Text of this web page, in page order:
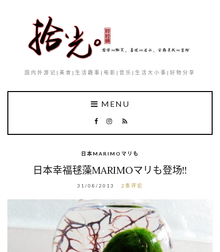
国内外游记|美食|生活趣事|电影|音乐|生活大小事|好物分享
MENU
日本MARIMOマリも
日本幸福毬藻MARIMOマリも登场!!
31/08/2013 2条评论